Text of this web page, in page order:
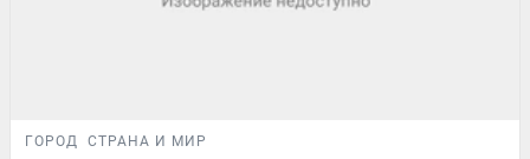
ГОРОД СТРАНА И МИР